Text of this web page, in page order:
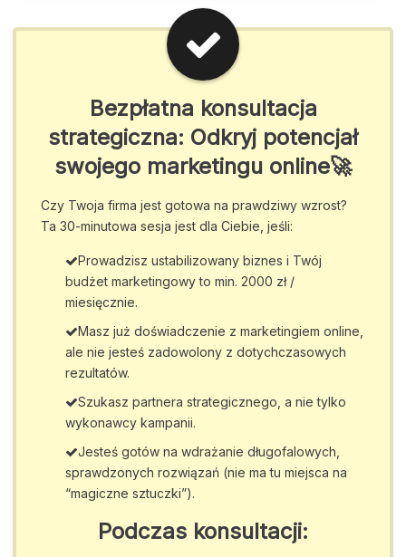
Bezpłatna konsultacja
strategiczna: Odkryj potencjał
swojego marketingu online🚀
Czy Twoja firma jest gotowa na prawdziwy wzrost?
Ta 30-minutowa sesja jest dla Ciebie, jeśli:
Prowadzisz ustabilizowany biznes i Twój
budżet marketingowy to min. 2000 zł /
miesięcznie.
Masz już doświadczenie z marketingiem online,
ale nie jesteś zadowolony z dotychczasowych
rezultatów.
Szukasz partnera strategicznego, a nie tylko
wykonawcy kampanii.
Jesteś gotów na wdrażanie długofalowych,
sprawdzonych rozwiązań (nie ma tu miejsca na
“magiczne sztuczki”).
Podczas konsultacji: